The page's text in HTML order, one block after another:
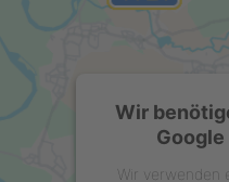
Wir
Wir verwenden